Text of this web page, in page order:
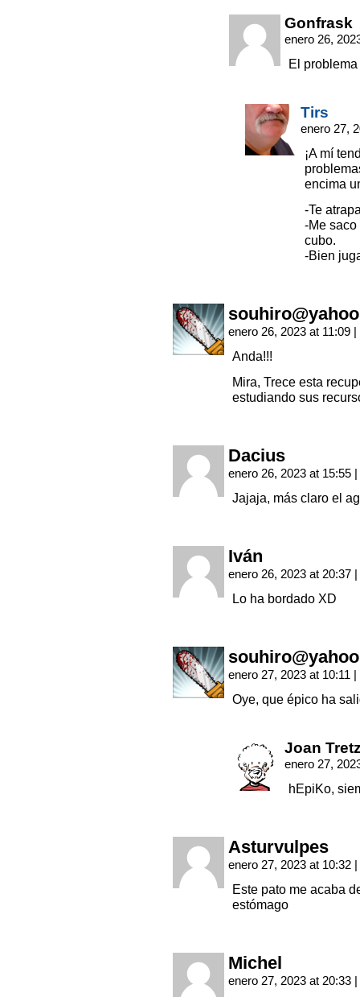
Gonfrask
enero 26,
El
Tirs
enero 27,
¡A mí
encima
-Te
-Me
cubo.
-Bien
enero 26, 2023 at 11:09 |
Anda!!!
Mira, Trece esta
estudiando sus
Dacius
enero 26, 2023 at 15:55 |
Jajaja, más claro el
Iván
enero 26, 2023 at 20:37 |
Lo ha bordado XD
enero 27, 2023 at 10:11 |
Oye, que épico ha
Joan
enero 27,
hEpiKo,
Asturvulpes
enero 27, 2023 at 10:32 |
Este pato me acaba
estómago
Michel
enero 27, 2023 at 20:33 |